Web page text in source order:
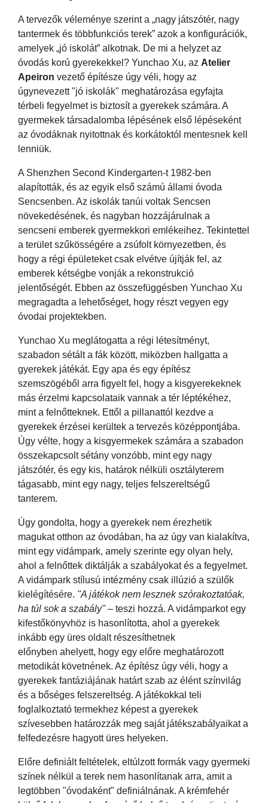
A tervezők véleménye szerint a „nagy játszótér, nagy
tantermek és többfunkciós terek” azok a konfigurációk,
amelyek „jó iskolát” alkotnak. De mi a helyzet az
óvodás korú gyerekekkel? Yunchao Xu, az Atelier
Apeiron vezető építésze úgy véli, hogy az
úgynevezett "jó iskolák" meghatározása egyfajta
térbeli fegyelmet is biztosít a gyerekek számára. A
gyermekek társadalomba lépésének első lépéseként
az óvodáknak nyitottnak és korkátoktól mentesnek kell
lenniük.
A Shenzhen Second Kindergarten-t 1982-ben
alapították, és az egyik első számú állami óvoda
Sencsenben. Az iskolák tanúi voltak Sencsen
növekedésének, és nagyban hozzájárulnak a
sencseni emberek gyermekkori emlékeihez. Tekintettel
a terület szűkösségére a zsúfolt környezetben, és
hogy a régi épületeket csak elvétve újítják fel, az
emberek kétségbe vonják a rekonstrukció
jelentőségét. Ebben az összefüggésben Yunchao Xu
megragadta a lehetőséget, hogy részt vegyen egy
óvodai projektekben.
Yunchao Xu meglátogatta a régi létesítményt,
szabadon sétált a fák között, miközben hallgatta a
gyerekek játékát. Egy apa és egy építész
szemszögéből arra figyelt fel, hogy a kisgyerekeknek
más érzelmi kapcsolataik vannak a tér léptékéhez,
mint a felnőtteknek. Ettől a pillanattól kezdve a
gyerekek érzései kerültek a tervezés középpontjába.
Úgy vélte, hogy a kisgyermekek számára a szabadon
összekapcsolt sétány vonzóbb, mint egy nagy
játszótér, és egy kis, határok nélküli osztályterem
tágasabb, mint egy nagy, teljes felszereltségű
tanterem.
Úgy gondolta, hogy a gyerekek nem érezhetik
magukat otthon az óvodában, ha az úgy van kialakítva,
mint egy vidámpark, amely szerinte egy olyan hely,
ahol a felnőttek diktálják a szabályokat és a fegyelmet.
A vidámpark stílusú intézmény csak illúzió a szülők
kielégítésére. "A játékok nem lesznek szórakoztatóak,
ha túl sok a szabály"– teszi hozzá. A vidámparkot egy
kifestőkönyvhöz is hasonlította, ahol a gyerekek
inkább egy üres oldalt részesíthetnek
előnyben ahelyett, hogy egy előre meghatározott
metodikát követnének. Az építész úgy véli, hogy a
gyerekek fantáziájának határt szab az élént színvilág
és a bőséges felszereltség. A játékokkal teli
foglalkoztató termekhez képest a gyerekek
szívesebben határozzák meg saját játékszabályaikat a
felfedezésre hagyott üres helyeken.
Előre definiált feltételek, eltúlzott formák vagy gyermeki
színek nélkül a terek nem hasonlítanak arra, amit a
legtöbben "óvodaként" definiálnának. A krémfehér